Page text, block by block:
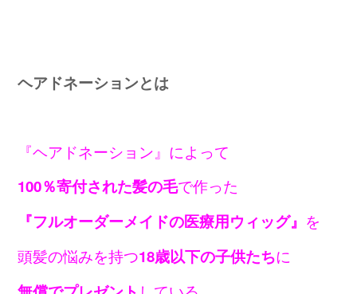
ヘアドネーションとは
『ヘアドネーション』によって
100％寄付された髪の毛で作った
『フルオーダーメイドの医療用ウィッグ』 を
頭髪の悩みを持つ18歳以下の子供たちに